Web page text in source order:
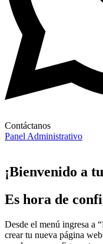
Contáctanos
Panel Administrativo
¡Bienvenido a
Es hora de
Desde el menú ingresa a
crear tu nueva página